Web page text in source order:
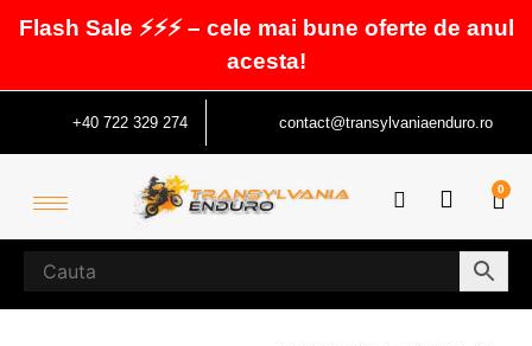
Flash Sale ⚡⚡⚡ – cele mai bune oferte de anul
acesta!
+40 722 329 274 contact@transylvaniaenduro.ro
0